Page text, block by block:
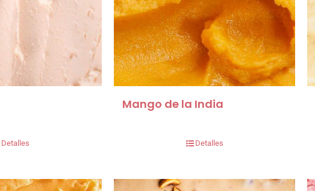
Detalles
Mango de la India
Detalles